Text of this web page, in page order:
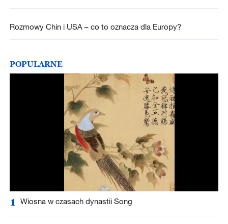
Rozmowy Chin i USA – co to oznacza dla Europy?
POPULARNE
1 Wiosna w czasach dynastii Song